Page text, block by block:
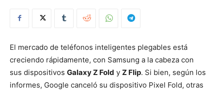
El mercado de teléfonos inteligentes plegables está
creciendo rápidamente, con Samsung a la cabeza con
sus dispositivos Galaxy Z Fold y Z Flip. Si bien, según los
informes, Google canceló su dispositivo Pixel Fold, otras